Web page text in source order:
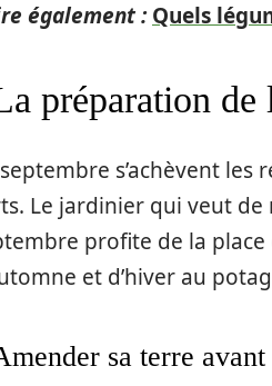
également : Quels
préparation de
s’achèvent
Le jardinier qui veut
profite de la
et d’hiver au
sa terre